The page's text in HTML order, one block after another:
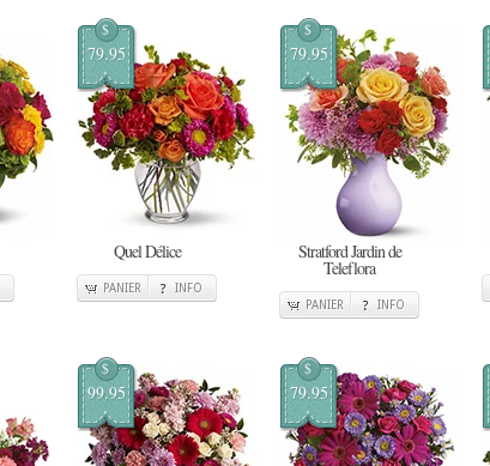
$
79.95
Quel Délice
PANIER INFO
$
79.95
Stratford Jardin de
Teleflora
PANIER INFO
$
99.95
$
79.95